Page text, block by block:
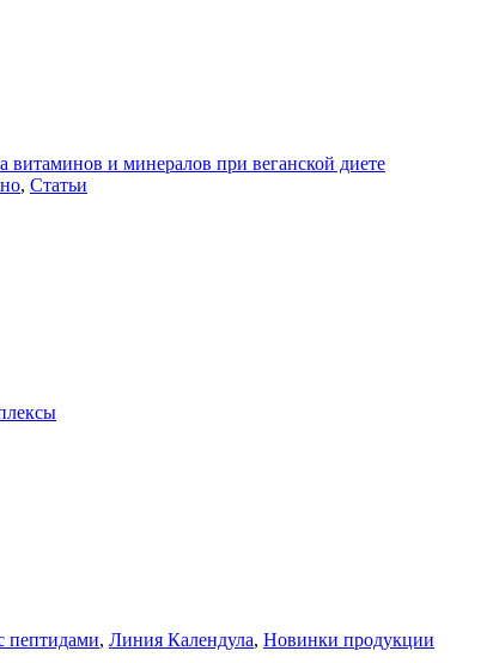
и минералов при веганской диете
, Статьи
пептидами, Линия Календула, Новинки продукции